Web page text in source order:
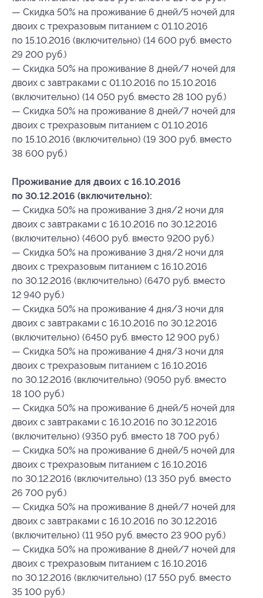
— Скидка 50% на проживание 6 дней/5 ночей для
двоих с трехразовым питанием с 01.10.2016
по 15.10.2016 (включительно) (14 600 руб. вместо
29 200 руб.)
— Скидка 50% на проживание 8 дней/7 ночей для
двоих с завтраками с 01.10.2016 по 15.10.2016
(включительно) (14 050 руб. вместо 28 100 руб.)
— Скидка 50% на проживание 8 дней/7 ночей для
двоих с трехразовым питанием с 01.10.2016
по 15.10.2016 (включительно) (19 300 руб. вместо
38 600 руб.)
Проживание для двоих с 16.10.2016
по 30.12.2016 (включительно):
— Скидка 50% на проживание 3 дня/2 ночи для
двоих с завтраками с 16.10.2016 по 30.12.2016
(включительно) (4600 руб. вместо 9200 руб.)
— Скидка 50% на проживание 3 дня/2 ночи для
двоих с трехразовым питанием с 16.10.2016
по 30.12.2016 (включительно) (6470 руб. вместо
12 940 руб.)
— Скидка 50% на проживание 4 дня/3 ночи для
двоих с завтраками с 16.10.2016 по 30.12.2016
(включительно) (6450 руб. вместо 12 900 руб.)
— Скидка 50% на проживание 4 дня/3 ночи для
двоих с трехразовым питанием с 16.10.2016
по 30.12.2016 (включительно) (9050 руб. вместо
18 100 руб.)
— Скидка 50% на проживание 6 дней/5 ночей для
двоих с завтраками с 16.10.2016 по 30.12.2016
(включительно) (9350 руб. вместо 18 700 руб.)
— Скидка 50% на проживание 6 дней/5 ночей для
двоих с трехразовым питанием с 16.10.2016
по 30.12.2016 (включительно) (13 350 руб. вместо
26 700 руб.)
— Скидка 50% на проживание 8 дней/7 ночей для
двоих с завтраками с 16.10.2016 по 30.12.2016
(включительно) (11 950 руб. вместо 23 900 руб.)
— Скидка 50% на проживание 8 дней/7 ночей для
двоих с трехразовым питанием с 16.10.2016
по 30.12.2016 (включительно) (17 550 руб. вместо
35 100 руб.)